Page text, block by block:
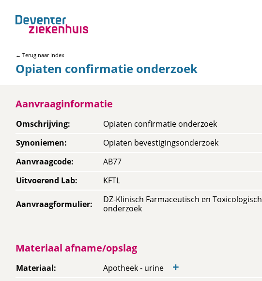
← Terug naar index
Opiaten confirmatie onderzoek
Aanvraaginformatie
Omschrijving:
Opiaten confirmatie onderzoek
Synoniemen:
Opiaten bevestigingsonderzoek
Aanvraagcode:
AB77
Uitvoerend Lab: KFTL
Aanvraagformulier:
DZ-Klinisch Farmaceutisch en Toxicologisch
onderzoek
Materiaal afname/opslag
Materiaal: Apotheek - urine +